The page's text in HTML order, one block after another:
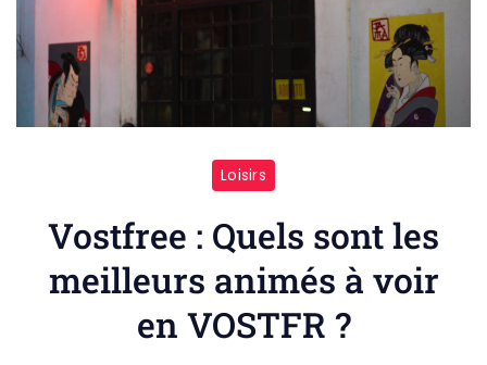
Loisirs
Vostfree : Quels sont les
meilleurs animés à voir
en VOSTFR ?